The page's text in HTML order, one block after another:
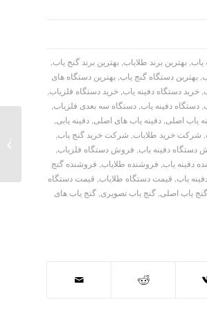
یاب ,بهترین برند طلایاب ,بهترین برند گنج یاب
بهترین دستگاه گنج یاب بهترین دستگاه های
,خرید دستگاه دفینه یاب ,خرید دستگاه فلزیاب
دستگاه دفینه یاب دستگاه سه بعدی فلزیاب
یاب اصلی دفینه یاب های اصلی دفینه یابی
شرکت خرید طلایاب شرکت خرید گنج یاب
دستگاه دفینه یاب فروش دستگاه فلزیاب
دفینه یاب فروشنده طلایاب فروشنده گنج
یاب قیمت دستگاه طلایاب قیمت دستگاه
گنج یاب اصلی گنج یاب تصویری گنج یاب های